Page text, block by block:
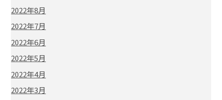
2022年8月
2022年7月
2022年6月
2022年5月
2022年4月
2022年3月